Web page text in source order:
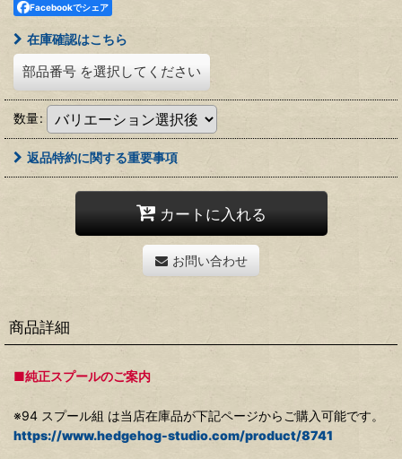
Facebookでシェア
在庫確認はこちら
部品番号 を選択してください
数量:
返品特約に関する重要事項
カートに入れる
お問い合わせ
商品詳細
■純正スプールのご案内
※94 スプール組 は当店在庫品が下記ページからご購入可能です。
https://www.hedgehog-studio.com/product/8741